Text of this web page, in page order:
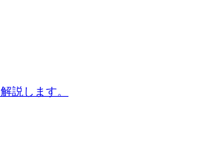
説します。